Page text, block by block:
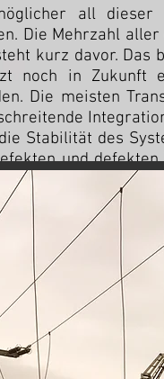
all
Die Mehrzahl
kurz davor. Das
noch in Zukunft
Die meisten
Stabilität des
und
zu 2 Jahre dauern